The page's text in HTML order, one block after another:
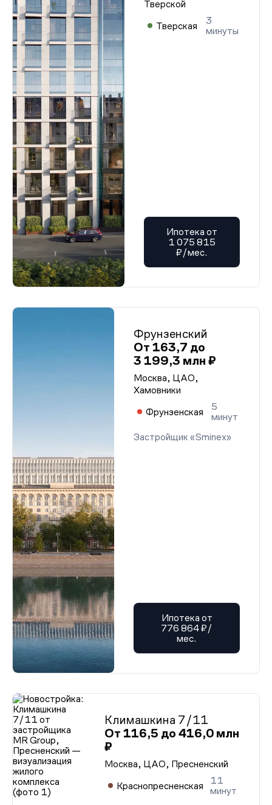
Тверской
Тверская
3
минуты
Ипотека от
1 075 815
₽/мес.
Фрунзенский
От 163,7 до
3 199,3 млн ₽
Москва, ЦАО,
Хамовники
Фрунзенская
5
минут
Застройщик «Sminex»
Ипотека от
776 864 ₽/
мес.
Климашкина 7/11
От 116,5 до 416,0 млн
₽
Москва, ЦАО, Пресненский
Краснопресненская
11
минут